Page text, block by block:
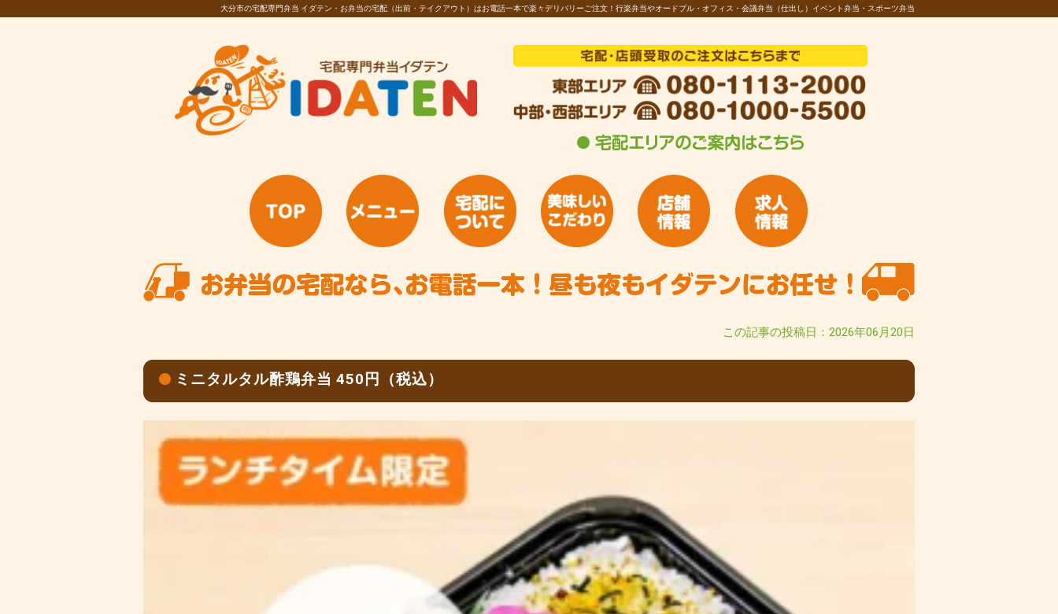
大分市の宅配専門弁当 イダテン・お弁当の宅配（出前・テイクアウト）はお電話一本で楽々デリバリーご注文！行楽弁当やオードブル・オフィス・会議弁当（仕出し）イベント弁当・スポーツ弁当
この記事の投稿日：2026年06月20日
ミニタルタル酢鶏弁当 450円（税込）